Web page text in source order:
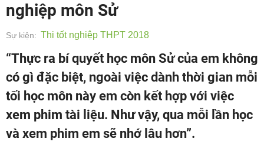
nghiệp môn Sử
Sự kiện: Thi tốt nghiệp THPT 2018
“Thực ra bí quyết học môn Sử của em không
có gì đặc biệt, ngoài việc dành thời gian mỗi
tối học môn này em còn kết hợp với việc
xem phim tài liệu. Như vậy, qua mỗi lần học
và xem phim em sẽ nhớ lâu hơn”.